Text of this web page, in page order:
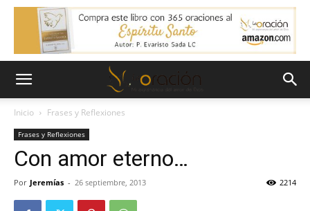
Inicio Frases y Reflexiones
Frases y Reflexiones
Con amor eterno…
Por Jeremías - 26 septiembre, 2013 2214